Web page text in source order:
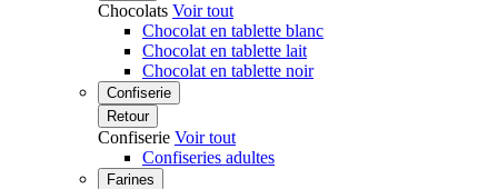
Chocolats Voir tout
Chocolat en tablette blanc
Chocolat en tablette lait
Chocolat en tablette noir
Confiserie
Retour
Confiserie Voir tout
Confiseries adultes
Farines